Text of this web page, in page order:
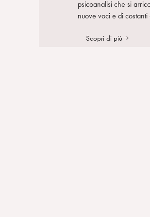
psicoanalisi che si
nuove voci e di costanti
Scopri di più